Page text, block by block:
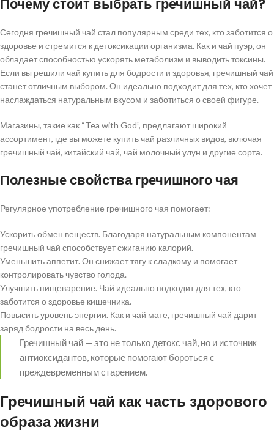
Почему стоит выбрать гречишный чай?
Сегодня гречишный чай стал популярным среди тех, кто заботится о
здоровье и стремится к детоксикации организма. Как и чай пуэр, он
обладает способностью ускорять метаболизм и выводить токсины.
Если вы решили чай купить для бодрости и здоровья, гречишный чай
станет отличным выбором. Он идеально подходит для тех, кто хочет
наслаждаться натуральным вкусом и заботиться о своей фигуре.
Магазины, такие как “Tea with God”, предлагают широкий
ассортимент, где вы можете купить чай различных видов, включая
гречишный чай, китайский чай, чай молочный улун и другие сорта.
Полезные свойства гречишного чая
Регулярное употребление гречишного чая помогает:
Ускорить обмен веществ. Благодаря натуральным компонентам
гречишный чай способствует сжиганию калорий.
Уменьшить аппетит. Он снижает тягу к сладкому и помогает
контролировать чувство голода.
Улучшить пищеварение. Чай идеально подходит для тех, кто
заботится о здоровье кишечника.
Повысить уровень энергии. Как и чай мате, гречишный чай дарит
заряд бодрости на весь день.
Гречишный чай — это не только детокс чай, но и источник
антиоксидантов, которые помогают бороться с
преждевременным старением.
Гречишный чай как часть здорового
образа жизни